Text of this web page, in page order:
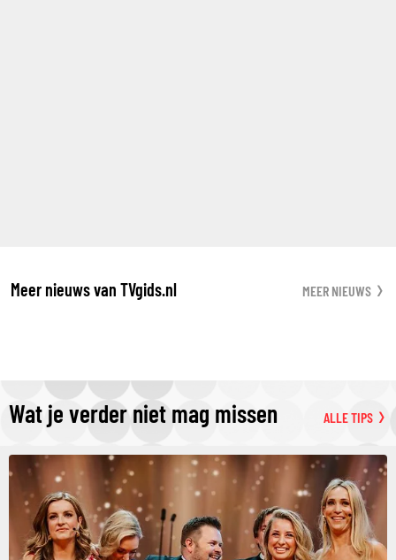
Meer nieuws van TVgids.nl MEER NIEUWS
Wat je verder niet mag missen ALLE TIPS